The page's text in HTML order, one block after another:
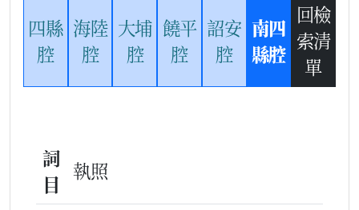
四縣
腔
海陸
腔
大埔
腔
饒平
腔
詔安
腔
南四
縣腔
回檢
索清
單
詞
目
執照